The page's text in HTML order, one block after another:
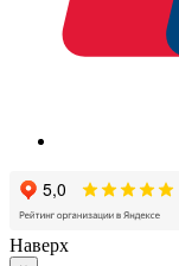
Наверх